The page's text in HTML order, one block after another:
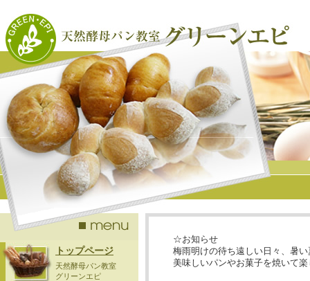
☆お知らせ
梅雨明けの待ち遠しい日々、暑
美味しいパンやお菓子を焼いて
トップページ
天然酵母パン教室
グリーンエピ